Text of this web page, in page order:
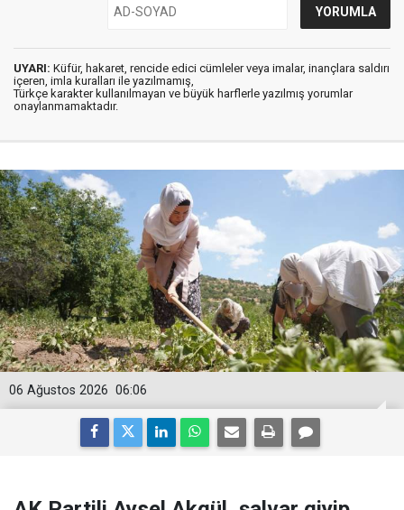
UYARI: Küfür, hakaret, rencide edici cümleler veya imalar, inançlara saldırı
içeren, imla kuralları ile yazılmamış,
Türkçe karakter kullanılmayan ve büyük harflerle yazılmış yorumlar
onaylanmamaktadır.
06:06
06 Ağustos 2026